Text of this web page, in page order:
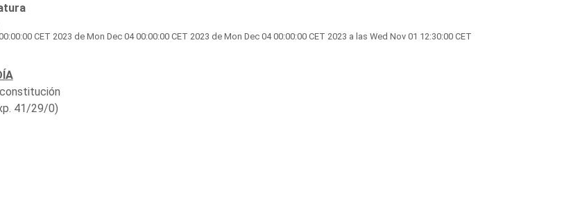
CET 2023 de Mon Dec 04 00:00:00 CET 2023 de Mon Dec 04 00:00:00 CET 2023 a las Wed Nov 01 12:30:00 CET
41/29/0)